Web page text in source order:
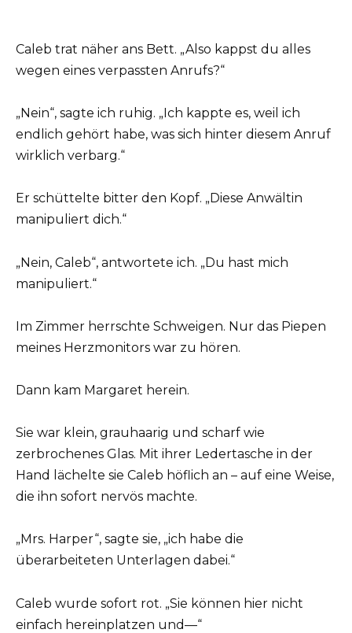
Caleb trat näher ans Bett. „Also kappst du alles
wegen eines verpassten Anrufs?“
„Nein“, sagte ich ruhig. „Ich kappte es, weil ich
endlich gehört habe, was sich hinter diesem Anruf
wirklich verbarg.“
Er schüttelte bitter den Kopf. „Diese Anwältin
manipuliert dich.“
„Nein, Caleb“, antwortete ich. „Du hast mich
manipuliert.“
Im Zimmer herrschte Schweigen. Nur das Piepen
meines Herzmonitors war zu hören.
Dann kam Margaret herein.
Sie war klein, grauhaarig und scharf wie
zerbrochenes Glas. Mit ihrer Ledertasche in der
Hand lächelte sie Caleb höflich an – auf eine Weise,
die ihn sofort nervös machte.
„Mrs. Harper“, sagte sie, „ich habe die
überarbeiteten Unterlagen dabei.“
Caleb wurde sofort rot. „Sie können hier nicht
einfach hereinplatzen und—“